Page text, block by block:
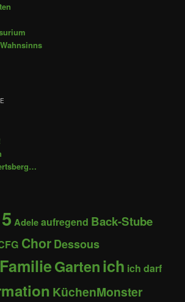
Adeleaufregend Back-Stube
ChorDessous
FamilieGartenich ich darf
KüchenMonster